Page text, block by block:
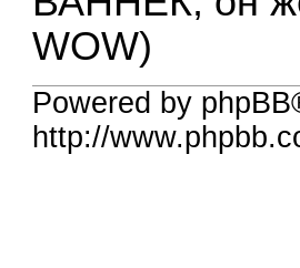
WOW)
Powered by
http://